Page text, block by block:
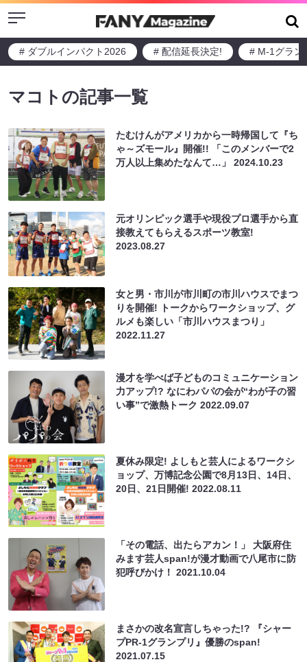
Menu
# ダブルインパクト2026 # 配信延長決定! # M-1グラン
マコトの記事一覧
たむけんがアメリカから一時帰国して『ち
ゃ～ズモール』開催!! 「このメンバーで2
万人以上集めたなんて…」2024.10.23
元オリンピック選手や現役プロ選手から直
接教えてもらえるスポーツ教室!
2023.08.27
女と男・市川が市川町の市川ハウスでまつ
りを開催! トークからワークショップ、グ
ルメも楽しい「市川ハウスまつり」
2022.11.27
漫才を学べば子どものコミュニケーション
力アップ!? なにわパパの会が“わが子の習
い事”で激熱トーク2022.09.07
夏休み限定! よしもと芸人によるワークシ
ョップ、万博記念公園で8月13日、14日、
20日、21日開催!2022.08.11
「その電話、出たらアカン！」 大阪府住
みます芸人span!が漫才動画で八尾市に防
犯呼びかけ！2021.10.04
まさかの改名宣言しちゃった!? 『シャー
プPR-1グランプリ』優勝のspan!
2021.07.15